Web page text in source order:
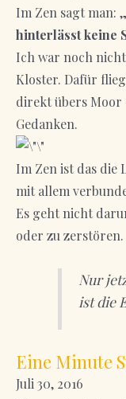
Im Zen sagt man: „
hinterlässt keine
Ich war noch
Kloster. Dafür
direkt übers Moor
Gedanken.
Im Zen ist das die
mit allem
Es geht nicht
oder zu zerstören.
Nur
ist die
Eine Minute
Juli 30, 2016